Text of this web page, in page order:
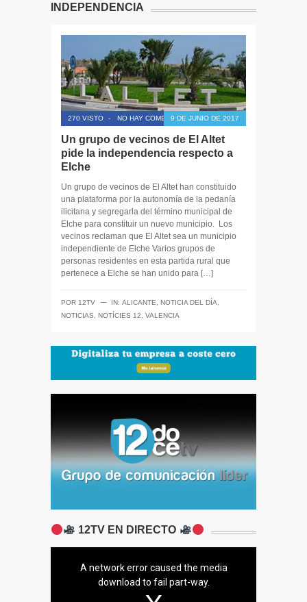
INDEPENDENCIA
270 VISTO - NO HAY COMENTARIOS9 DE JUNIO DE 2017
Un grupo de vecinos de El Altet
pide la independencia respecto a
Elche
Un grupo de vecinos de El Altet han constituido
una plataforma por la autonomía de la pedanía
ilicitana y segregarla del término municipal de
Elche para constituir un nuevo municipio. Los
vecinos reclaman que El Altet sea un municipio
independiente de Elche Varios grupos de
personas residentes en esta partida rural que
pertenece a Elche se han unido para […]
POR 12TV ─ IN: ALICANTE, NOTICIA DEL DÍA,
NOTICIAS, NOTÍCIES 12, VALENCIA
12TV EN DIRECTO
A network error caused the media
download to fail part-way.